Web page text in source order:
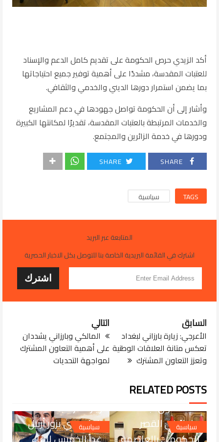
أكد الزيديحرص الحكومة على تقديم كامل الدعم والإسناد
للعتبات المقدسة، مشددًا على أهمية توفير جميع احتياجاتها
بما يضمن استمرار دورها الديني والخدمي والثقافي.
وأشار إلى أن الحكومة تواصل جهودها في دعم المشاريع
والخدمات المرتبطة بالعتبات المقدسة، تقديرًا لمكانتها الكبيرة
ودورها في خدمة الزائرين والمجتمع.
SHARE
SHARE
TAGS سياسية
المتابعة عبر البريد
اشترك في القائمة البريدية الخاصة بنا للتوصل بكل الاخبار الحصرية
التالي
المالكي وبارزاني يشددان
على أهمية التعاون المشترك
لمواجهة التحديات
السابق
الأعرجي: زيارة بارزاني لبغداد
تعكس متانة العلاقات الوطنية
وتعزز التعاون المشترك
RELATED POSTS
سياسية
JUL 29, 2026
الإطار التنسيقي
سيعقدون اجتماعاً
عاجلاً في القصر
سياسية
زيارة مرتقبه ... محمد
الحلبوسي يزور أربيل